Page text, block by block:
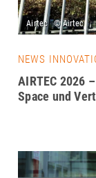
NEWS
AIRTEC 2026
Space und